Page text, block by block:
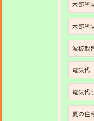
木部塗
木部塗
波板取
電気代
電気代
夏の住